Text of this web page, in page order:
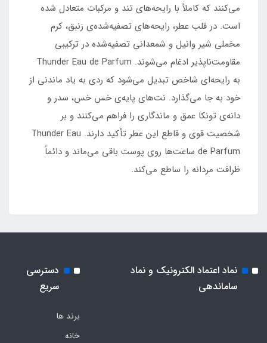
می‌کنند که کاملاً با رایحه‌های تند و مرکبات متعادل شده
است. در قلب عطر، رایحه‌های تصفیه‌شده‌ی زنبق، کرم
مخملی شیر وانیل و شمعدانی تصفیه‌شده در ترکیبی
مقاومت‌ناپذیر ادغام می‌شوند. Thunder Eau de Parfum
به رایحه‌ای شاخص تبدیل می‌شود که ردی به یاد ماندنی از
خود به جا می‌گذارد. نت‌های پایه‌ی خس خس، سدر و
دانه‌ی تونکا عمق و ماندگاری را فراهم می‌کنند و بر
شخصیت قوی و قاطع این عطر تأکید دارند. Thunder Eau
de Parfum ساعت‌ها روی پوست باقی می‌ماند و دائماً
ظرافت مردانه را ساطع می‌کند.
نماد اعتماد الکترونیک و نماد
ساماندهی
دسترسی
سریع
برند ها
خانه